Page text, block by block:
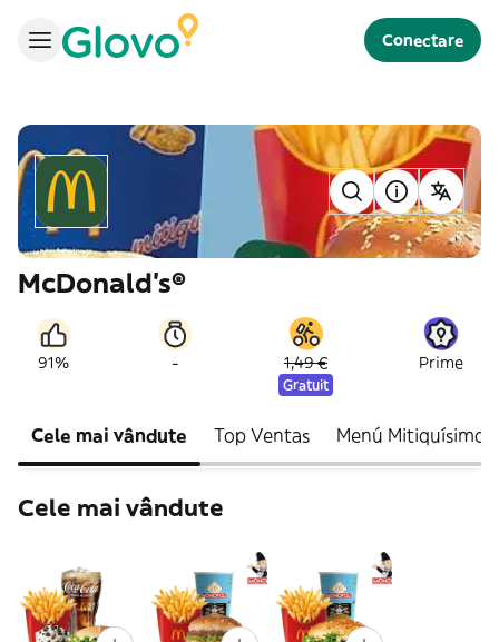
Conectare
McDonald's®
91% - 1,49 €
Gratuit
Prime
Cele mai vândute Top Ventas Menú Mitiquísimo
Cele mai vândute